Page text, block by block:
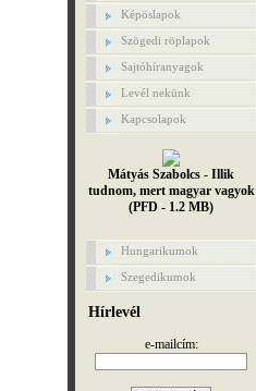
Képöslapok
Szögedi röplapok
Sajtóhíranyagok
Levél nekünk
Kapcsolapok
Mátyás Szabolcs - Illik
tudnom, mert magyar vagyok
(PFD - 1.2 MB)
Hungarikumok
Szegedikumok
Hírlevél
e-mailcím: